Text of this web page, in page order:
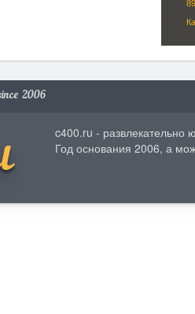
2006
c400.ru - развлекательно
Год основания 2006, а